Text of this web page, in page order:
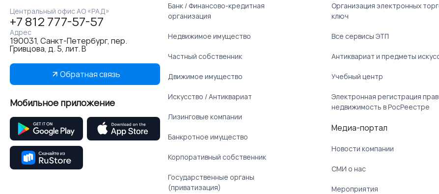
Центральный офис АО «РАД»
+7 812 777-57-57
Адрес
190031, Санкт-Петербург, пер.
Гривцова, д. 5, лит. В
Обратная связь
Мобильное приложение
Банк / Финансово-кредитная
организация
Недвижимое имущество
Частный собственник
Движимое имущество
Искусство / Антиквариат
Лизинговые компании
Банкротное имущество
Корпоративный собственник
Государственные органы
(приватизация)
Организация электронных
ключ
Все сервисы ЭТП
Антиквариат и предметы
Учебный центр
Электронная регистрация
недвижимость в РосРеестре
Медиа-портал
Новости компании
СМИ о нас
Мероприятия